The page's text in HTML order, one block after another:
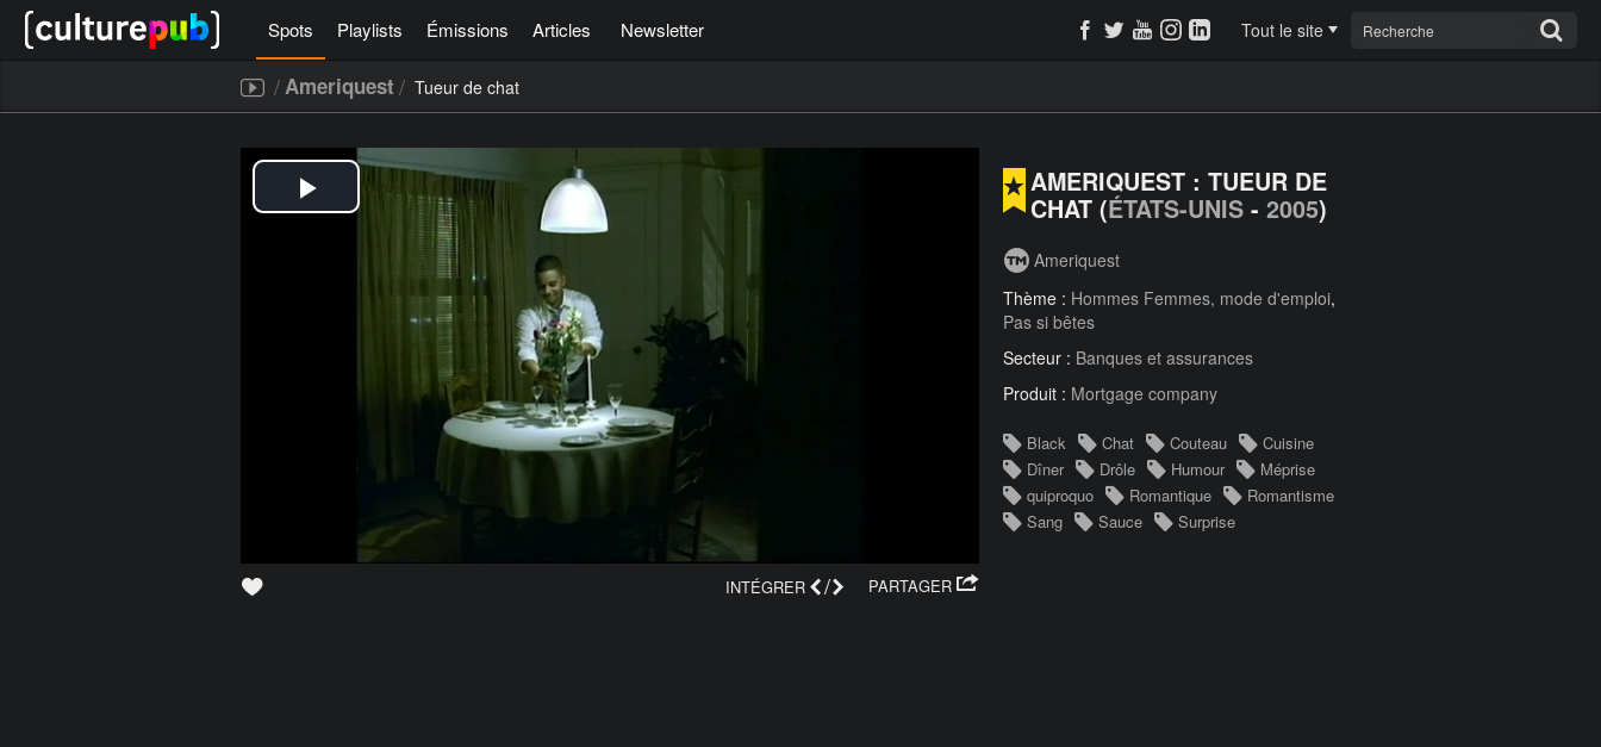
Spots Playlists Émissions Articles Newsletter Tout le site
/Ameriquest / Tueur de chat
PARTAGER
INTÉGRER /
AMERIQUEST : TUEUR DE
CHAT (ÉTATS-UNIS - 2005)
Ameriquest
Thème : Hommes Femmes, mode d'emploi,
Pas si bêtes
Secteur : Banques et assurances
Produit : Mortgage company
Black Chat Couteau
Cuisine
Dîner
Drôle Humour
Méprise
quiproquo
Romantique
Romantisme
Sang
Sauce Surprise